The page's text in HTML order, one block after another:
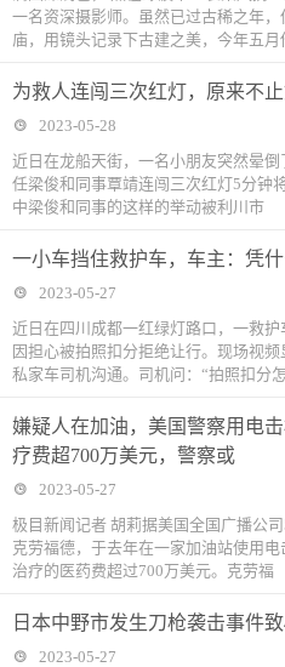
一名资深摄影师。虽然已过古稀之年
庙，用镜头记录下古建之美，今年五月
为救人连闯三次红灯，原来不
2023-05-28
近日在龙船天街，一名小朋友突然晕
任梁俊和同事覃靖连闯三次红灯5分钟
中梁俊和同事的这样的举动被利川市
一小车挡住救护车，车主：凭什
2023-05-27
近日在四川成都一红绿灯路口，一救
因担心被拍照扣分拒绝让行。现场视
私家车司机沟通。司机问：“拍照扣分
嫌疑人在加油，美国警察用电
疗费超700万美元，警察或
2023-05-27
极目新闻记者 胡莉据美国全国广播公
克劳福德，于去年在一家加油站使用电
治疗的医药费超过700万美元。克劳福
日本中野市发生刀枪袭击事件
2023-05-27